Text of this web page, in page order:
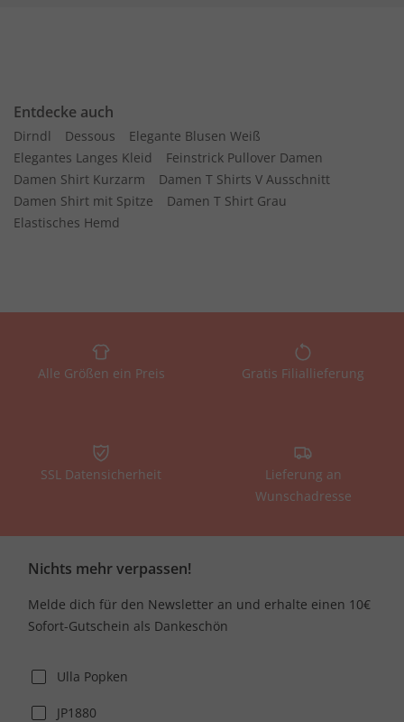
Entdecke auch
Dirndl Dessous
Elegante Blusen Weiß
Elegantes Langes Kleid
Feinstrick Pullover Damen
Damen Shirt Kurzarm
Damen T Shirts V Ausschnitt
Damen Shirt mit Spitze
Damen T Shirt Grau
Elastisches Hemd
Alle Größen ein Preis Gratis Filiallieferung
SSL Datensicherheit
Lieferung an
Wunschadresse
Nichts mehr verpassen!
Melde dich für den Newsletter an und erhalte einen 10€
Sofort-Gutschein als Dankeschön
Ulla Popken
JP1880